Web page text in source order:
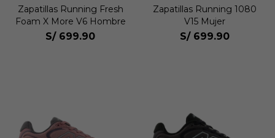
Zapatillas Running Fresh
Foam X More V6 Hombre
S/ 699.90
Zapatillas Running 1080
V15 Mujer
S/ 699.90